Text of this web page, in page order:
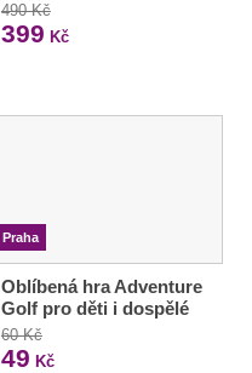
490 Kč
399 Kč
Praha
Oblíbená hra Adventure
Golf pro děti i dospělé
60 Kč
49 Kč